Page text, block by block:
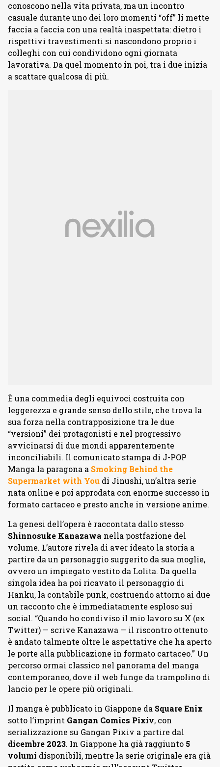
conoscono nella vita privata, ma un incontro
casuale durante uno dei loro momenti “off” li mette
faccia a faccia con una realtà inaspettata: dietro i
rispettivi travestimenti si nascondono proprio i
colleghi con cui condividono ogni giornata
lavorativa. Da quel momento in poi, tra i due inizia
a scattare qualcosa di più.
È una commedia degli equivoci costruita con
leggerezza e grande senso dello stile, che trova la
sua forza nella contrapposizione tra le due
“versioni” dei protagonisti e nel progressivo
avvicinarsi di due mondi apparentemente
inconciliabili. Il comunicato stampa di J-POP
Manga la paragona a Smoking Behind the
Supermarket with You di Jinushi, un’altra serie
nata online e poi approdata con enorme successo in
formato cartaceo e presto anche in versione anime.
La genesi dell’opera è raccontata dallo stesso
Shinnosuke Kanazawa nella postfazione del
volume. L’autore rivela di aver ideato la storia a
partire da un personaggio suggerito da sua moglie,
ovvero un impiegato vestito da Lolita. Da quella
singola idea ha poi ricavato il personaggio di
Hanku, la contabile punk, costruendo attorno ai due
un racconto che è immediatamente esploso sui
social. “Quando ho condiviso il mio lavoro su X (ex
Twitter) — scrive Kanazawa — il riscontro ottenuto
è andato talmente oltre le aspettative che ha aperto
le porte alla pubblicazione in formato cartaceo.” Un
percorso ormai classico nel panorama del manga
contemporaneo, dove il web funge da trampolino di
lancio per le opere più originali.
Il manga è pubblicato in Giappone da Square Enix
sotto l’imprint Gangan Comics Pixiv, con
serializzazione su Gangan Pixiv a partire dal
dicembre 2023. In Giappone ha già raggiunto 5
volumi disponibili, mentre la serie originale era già